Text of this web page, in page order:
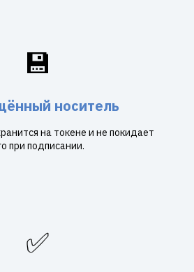
💾
носитель
на токене и не покидает
при подписании.
✅